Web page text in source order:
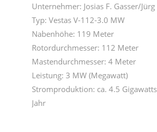
Unternehmer: Josias F. Gasser/
Typ: Vestas V-112-3.0 MW
Nabenhöhe: 119 Meter
Rotordurchmesser: 112 Meter
Mastendurchmesser: 4 Meter
Leistung: 3 MW (Megawatt)
Stromproduktion: ca. 4.5
Jahr